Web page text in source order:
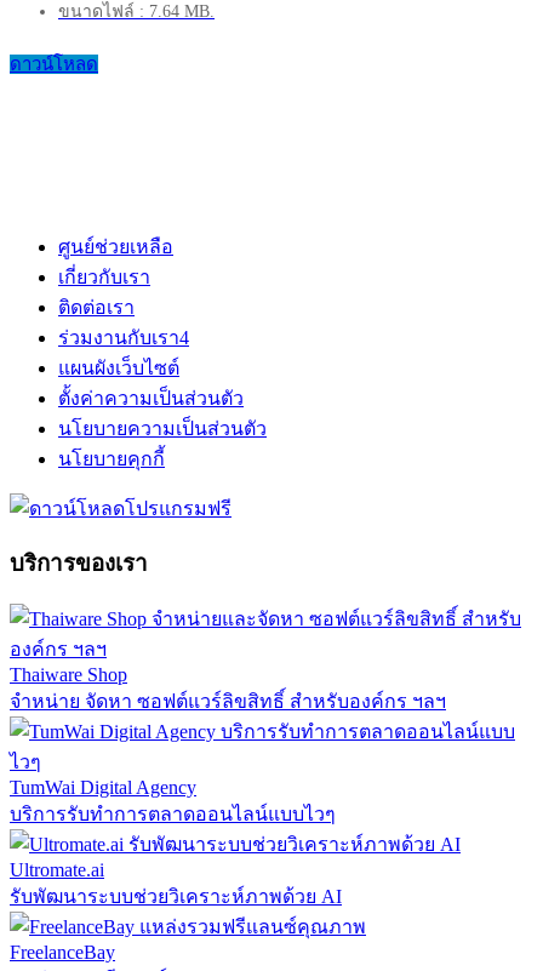
ขนาดไฟล์ : 7.64 MB.
ดาวน์โหลด
ศูนย์ช่วยเหลือ
เกี่ยวกับเรา
ติดต่อเรา
ร่วมงานกับเรา4
แผนผังเว็บไซต์
ตั้งค่าความเป็นส่วนตัว
นโยบายความเป็นส่วนตัว
นโยบายคุกกี้
บริการของเรา
Thaiware Shop
จำหน่าย จัดหา ซอฟต์แวร์ลิขสิทธิ์ สำหรับองค์กร ฯลฯ
TumWai Digital Agency
บริการรับทำการตลาดออนไลน์แบบไวๆ
Ultromate.ai
รับพัฒนาระบบช่วยวิเคราะห์ภาพด้วย AI
FreelanceBay